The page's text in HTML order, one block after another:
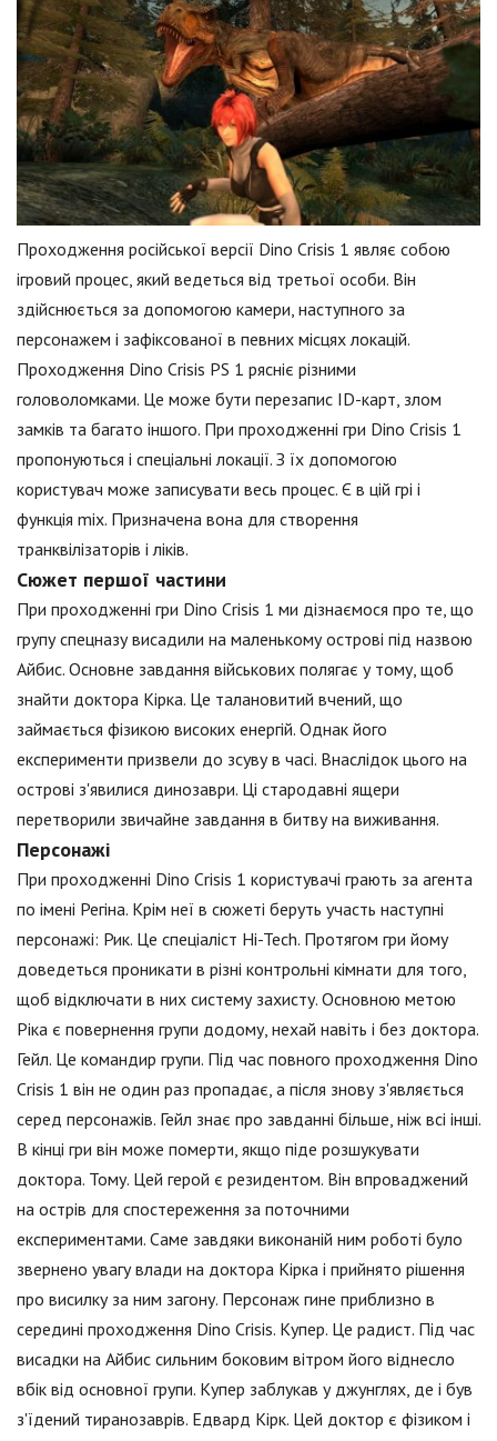
Проходження російської версії Dino Crisis 1 являє собою
ігровий процес, який ведеться від третьої особи. Він
здійснюється за допомогою камери, наступного за
персонажем і зафіксованої в певних місцях локацій.
Проходження Dino Crisis PS 1 рясніє різними
головоломками. Це може бути перезапис ID-карт, злом
замків та багато іншого. При проходженні гри Dino Crisis 1
пропонуються і спеціальні локації. З їх допомогою
користувач може записувати весь процес. Є в цій грі і
функція mix. Призначена вона для створення
транквілізаторів і ліків.
Сюжет першої частини
При проходженні гри Dino Crisis 1 ми дізнаємося про те, що
групу спецназу висадили на маленькому острові під назвою
Айбис. Основне завдання військових полягає у тому, щоб
знайти доктора Кірка. Це талановитий вчений, що
займається фізикою високих енергій. Однак його
експерименти призвели до зсуву в часі. Внаслідок цього на
острові з'явилися динозаври. Ці стародавні ящери
перетворили звичайне завдання в битву на виживання.
Персонажі
При проходженні Dino Crisis 1 користувачі грають за агента
по імені Регіна. Крім неї в сюжеті беруть участь наступні
персонажі: Рик. Це спеціаліст Hi-Tech. Протягом гри йому
доведеться проникати в різні контрольні кімнати для того,
щоб відключати в них систему захисту. Основною метою
Ріка є повернення групи додому, нехай навіть і без доктора.
Гейл. Це командир групи. Під час повного проходження Dino
Crisis 1 він не один раз пропадає, а після знову з'являється
серед персонажів. Гейл знає про завданні більше, ніж всі інші.
В кінці гри він може померти, якщо піде розшукувати
доктора. Тому. Цей герой є резидентом. Він впроваджений
на острів для спостереження за поточними
експериментами. Саме завдяки виконаній ним роботі було
звернено увагу влади на доктора Кірка і прийнято рішення
про висилку за ним загону. Персонаж гине приблизно в
середині проходження Dino Crisis. Купер. Це радист. Під час
висадки на Айбис сильним боковим вітром його віднесло
вбік від основної групи. Купер заблукав у джунглях, де і був
з'їдений тиранозаврів. Едвард Кірк. Цей доктор є фізиком і